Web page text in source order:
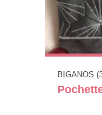
BIGANOS